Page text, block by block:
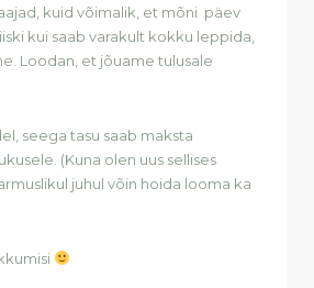
kuid võimalik, et mõni päev
kui saab varakult kokku leppida,
Loodan, et jõuame tulusale
seega tasu saab maksta
(Kuna olen uus sellises
juhul võin hoida looma ka